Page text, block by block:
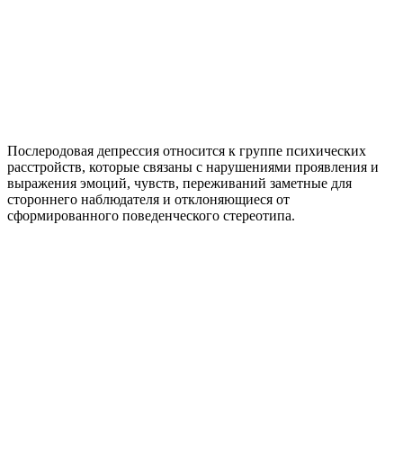
Послеродовая депрессия относится к группе психических
расстройств, которые связаны с нарушениями проявления и
выражения эмоций, чувств, переживаний заметные для
стороннего наблюдателя и отклоняющиеся от
сформированного поведенческого стереотипа.